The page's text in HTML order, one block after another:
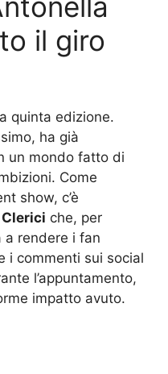
il giro
quinta edizione.
ha già
un mondo fatto di
Come
show, c’è
che, per
a rendere i fan
i commenti sui social
l’appuntamento,
impatto avuto.